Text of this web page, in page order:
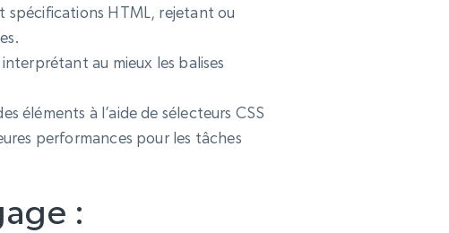
HTML, rejetant ou
au mieux les balises
éléments à l’aide de sélecteurs CSS
performances pour les tâches
: